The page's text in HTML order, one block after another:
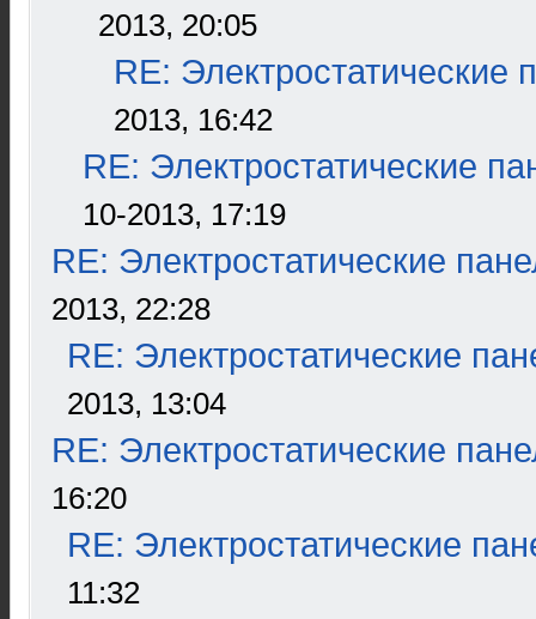
2013, 20:05
RE: Электростатические
2013, 16:42
RE: Электростатические
10-2013, 17:19
RE: Электростатические
2013, 22:28
RE: Электростатические
2013, 13:04
RE: Электростатические
16:20
RE: Электростатические
11:32